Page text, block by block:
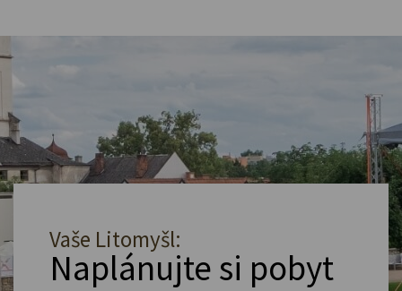
Vaše Litomyšl:
Naplánujte si pobyt